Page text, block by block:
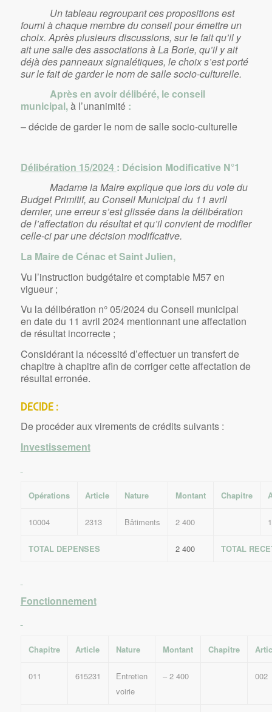
Un tableau regroupant ces propositions est
fourni à chaque membre du conseil pour émettre un
choix. Après plusieurs discussions, sur le fait qu’il y
ait une salle des associations à La Borie, qu’il y ait
déjà des panneaux signalétiques, le choix s’est porté
sur le fait de garder le nom de salle socio-culturelle.
Après en avoir délibéré, le conseil
municipal,à l’unanimité:
– décide de garder le nom de salle socio-culturelle
Délibération 15/2024 : Décision Modificative N°1
Madame la Maire explique que lors du vote du
Budget Primitif, au Conseil Municipal du 11 avril
dernier, une erreur s’est glissée dans la délibération
de l’affectation du résultat et qu’il convient de modifier
celle-ci par une décision modificative.
La Maire de Cénac et Saint Julien,
Vu l’instruction budgétaire et comptable M57 en
vigueur ;
Vu la délibération n° 05/2024 du Conseil municipal
en date du 11 avril 2024 mentionnant une affectation
de résultat incorrecte ;
Considérant la nécessité d’effectuer un transfert de
chapitre à chapitre afin de corriger cette affectation de
résultat erronée.
DECIDE :
De procéder aux virements de crédits suivants :
Investissement
Opérations Article Nature Montant Chapitre
10004 2313 Bâtiments 2 400
TOTAL DEPENSES 2 400 TOTAL
Fonctionnement
Chapitre Article Nature Montant Chapitre
011 615231
Entretien
voirie
– 2 400 002